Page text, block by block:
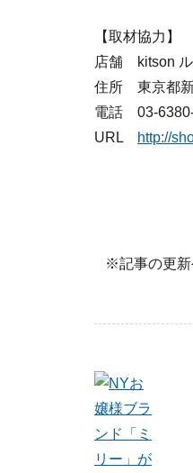
【取材協力】
店舗 kitson
住所 東京都
電話 03-
URL
http://
※記事の更新